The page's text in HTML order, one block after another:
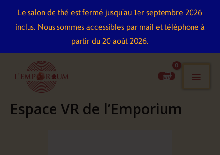
Le salon de thé est fermé jusqu'au 1er septembre 2026
inclus. Nous sommes accessibles par mail et téléphone à
partir du 20 août 2026.
contenu
Espace VR de l’Emporium